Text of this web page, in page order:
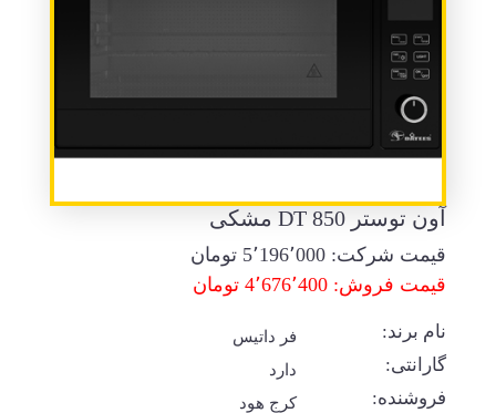
آون توستر DT 850 مشکی
قیمت شرکت: 5٬196٬000 تومان
قیمت فروش: 4٬676٬400 تومان
نام برند: فر داتیس
گارانتی: دارد
فروشنده: کرج هود